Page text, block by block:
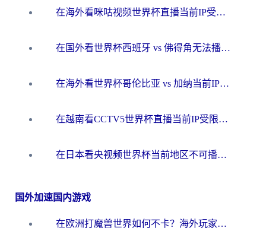
在海外看咪咕视频世界杯直播当前IP受限制？这篇指南帮你搞定所有体育赛事观看难题
在国外看世界杯西班牙 vs 佛得角无法播放？这篇指南帮你解锁所有中文体育直播
在海外看世界杯哥伦比亚 vs 加纳当前IP受限制？这篇指南帮你流畅看中文解说赛事
在越南看CCTV5世界杯直播当前IP受限制？海外党体育观赛终极指南来了
在日本看央视频世界杯当前地区不可播放？海外党体育观赛终极指南
国外加速国内游戏
在欧洲打魔兽世界如何不卡？海外玩家的国服游戏加速终极攻略